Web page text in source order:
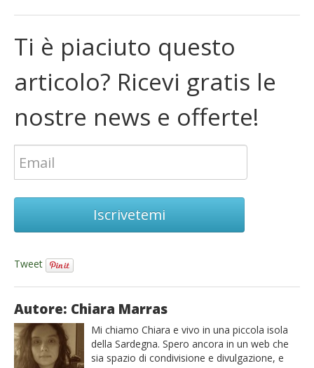
Ti è piaciuto questo
articolo? Ricevi gratis le
nostre news e offerte!
Iscrivetemi
Tweet
Autore: Chiara Marras
Mi chiamo Chiara e vivo in una piccola isola
della Sardegna. Spero ancora in un web che
sia spazio di condivisione e divulgazione, e